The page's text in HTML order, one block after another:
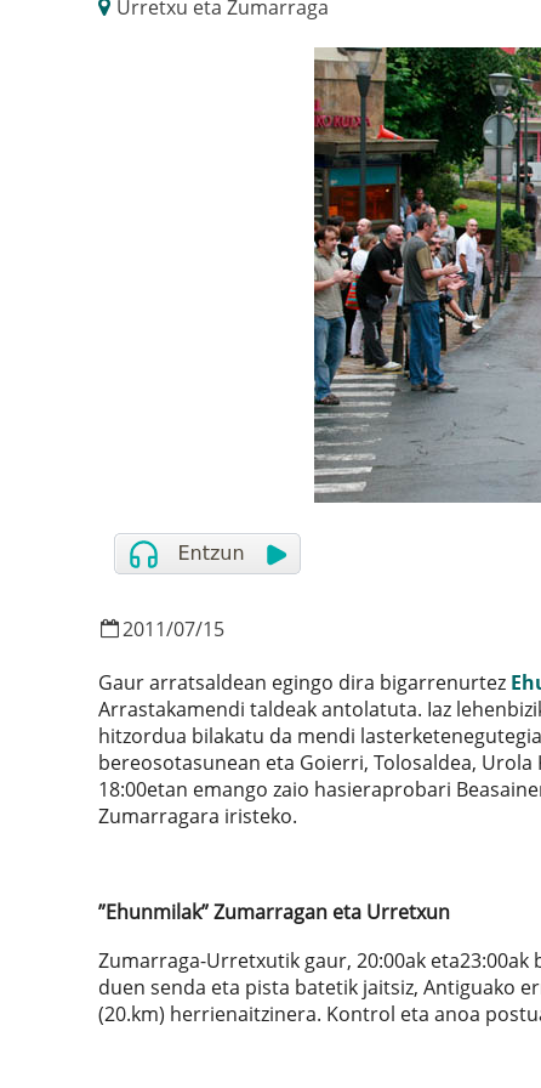
Urretxu eta Zumarraga
2011/07/15
Gaur arratsaldean egingo dira bigarrenurtez
Arrastakamendi taldeak antolatuta. Iaz
hitzordua bilakatu da mendi
bereosotasunean eta Goierri, Tolosaldea,
18:00etan emango zaio hasieraprobari
Zumarragara iristeko.
”Ehunmilak” Zumarragan eta Urretxun
Zumarraga-Urretxutik gaur, 20:00ak
duen senda eta pista batetik jaitsiz, Antiguako
(20.km) herrienaitzinera. Kontrol eta anoa